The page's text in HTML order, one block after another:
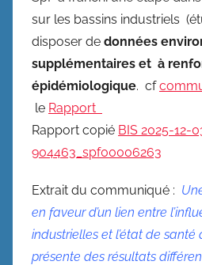
sur les bassins industriels
disposer de données
supplémentaires et à
épidémiologique. cf
le Rapport
Rapport copié BIS 2025-12-
904463_spf00006263
Extrait du communiqué :
en faveur d’un lien entre
industrielles et l’état de santé
présente des résultats